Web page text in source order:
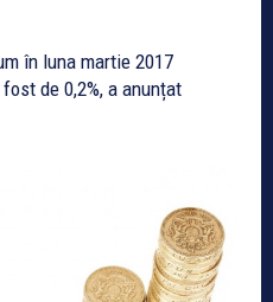
în luna martie 2017
de 0,2%, a anunțat